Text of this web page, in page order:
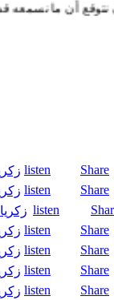
أن ما نسمعه قد
listen
Share
listen
Share
listen
listen
Share
listen
Share
listen
Share
listen
Share